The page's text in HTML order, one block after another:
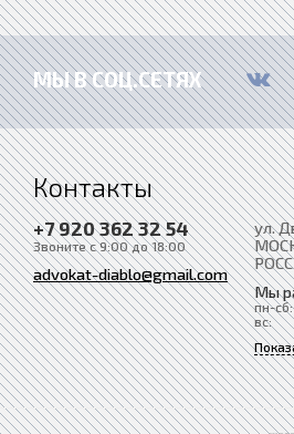
МЫ В СОЦ.СЕТЯХ
Контакты
+7 920 362 32 54
Звоните с 9:00 до 18:00
advokat-diablo@gmail.com
ул.
Мы
пн-сб:
вс: